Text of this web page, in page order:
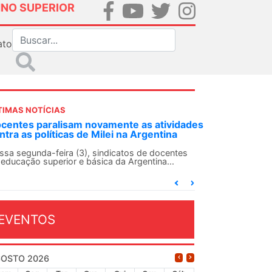
SUPERIOR
NOTÍCIAS
ANDES-SN convoca docentes para Dia de
Solidariedade Internacionalista com Cuba em
13 de agosto
O ANDES-SN conclama suas seções sindicais e o
2026